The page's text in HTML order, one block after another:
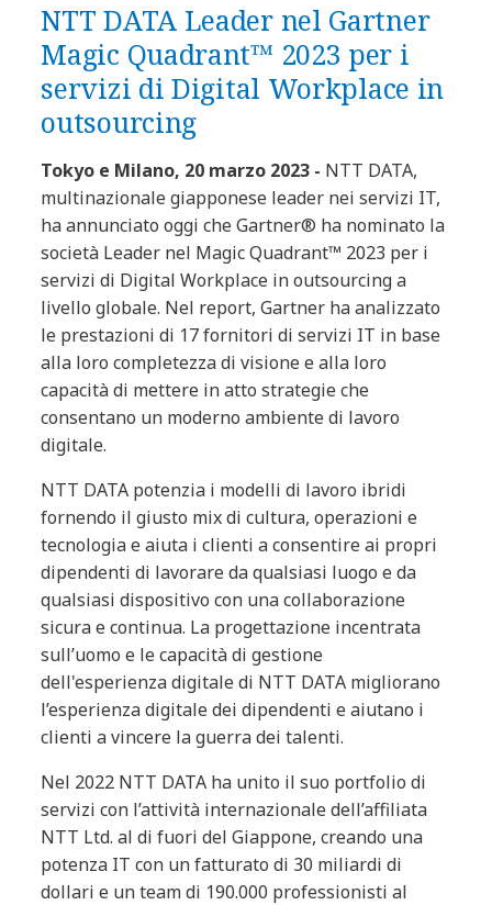
NTT DATA Leader nel Gartner
Magic Quadrant™ 2023 per i
servizi di Digital Workplace in
outsourcing
Tokyo e Milano, 20 marzo 2023 - NTT DATA,
multinazionale giapponese leader nei servizi IT,
ha annunciato oggi che Gartner® ha nominato la
società Leader nel Magic Quadrant™ 2023 per i
servizi di Digital Workplace in outsourcing a
livello globale. Nel report, Gartner ha analizzato
le prestazioni di 17 fornitori di servizi IT in base
alla loro completezza di visione e alla loro
capacità di mettere in atto strategie che
consentano un moderno ambiente di lavoro
digitale.
NTT DATA potenzia i modelli di lavoro ibridi
fornendo il giusto mix di cultura, operazioni e
tecnologia e aiuta i clienti a consentire ai propri
dipendenti di lavorare da qualsiasi luogo e da
qualsiasi dispositivo con una collaborazione
sicura e continua. La progettazione incentrata
sull’uomo e le capacità di gestione
dell'esperienza digitale di NTT DATA migliorano
l’esperienza digitale dei dipendenti e aiutano i
clienti a vincere la guerra dei talenti.
Nel 2022 NTT DATA ha unito il suo portfolio di
servizi con l’attività internazionale dell’affiliata
NTT Ltd. al di fuori del Giappone, creando una
potenza IT con un fatturato di 30 miliardi di
dollari e un team di 190.000 professionisti al